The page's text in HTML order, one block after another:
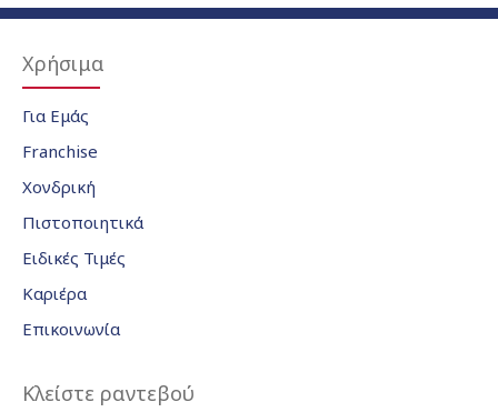
Χρήσιμα
Για Εμάς
Franchise
Χονδρική
Πιστοποιητικά
Ειδικές Τιμές
Καριέρα
Επικοινωνία
Κλείστε ραντεβού